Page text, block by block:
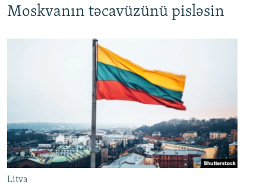
Moskvanın təcavüzünü pisləsin
Litva